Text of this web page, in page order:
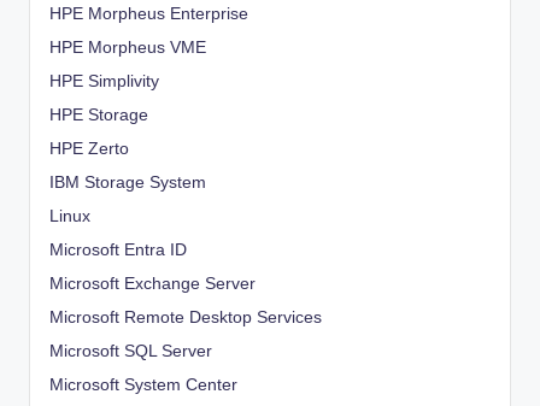
HPE Morpheus Enterprise
HPE Morpheus VME
HPE Simplivity
HPE Storage
HPE Zerto
IBM Storage System
Linux
Microsoft Entra ID
Microsoft Exchange Server
Microsoft Remote Desktop Services
Microsoft SQL Server
Microsoft System Center